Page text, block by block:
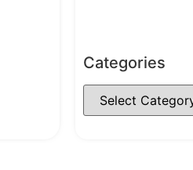
Categories